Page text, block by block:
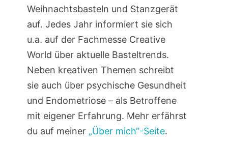
Weihnachtsbasteln und Stanzgerät
auf. Jedes Jahr informiert sie sich
u.a. auf der Fachmesse Creative
World über aktuelle Basteltrends.
Neben kreativen Themen schreibt
sie auch über psychische Gesundheit
und Endometriose – als Betroffene
mit eigener Erfahrung. Mehr erfährst
du auf meiner „Über mich“-Seite.